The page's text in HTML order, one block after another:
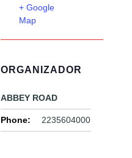
+ Google
Map
ORGANIZADOR
ABBEY ROAD
Phone: 2235604000